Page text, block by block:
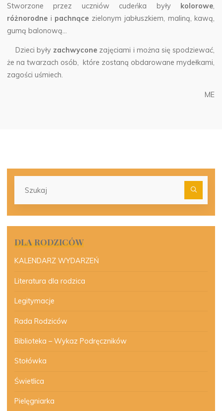
Stworzone przez uczniów cudeńka były kolorowe,
różnorodne i pachnące zielonym jabłuszkiem, maliną, kawą,
gumą balonową…
Dzieci były zachwycone zajęciami i można się spodziewać,
że na twarzach osób, które zostaną obdarowane mydełkami,
zagości uśmiech.
ME
DLA RODZICÓW
KALENDARZ WYDARZEŃ
Literatura dla rodzica
Legitymacje
Rada Rodziców
Biblioteka – Wykaz Podręczników
Stołówka
Świetlica
Pielęgniarka